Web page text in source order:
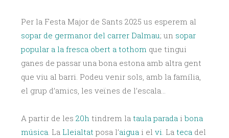
Per la Festa Major de Sants 2025 us esperem al
sopar de germanor del carrer Dalmau; un sopar
popular a la fresca obert a tothom que tingui
ganes de passar una bona estona amb altra gent
que viu al barri. Podeu venir sols, amb la família,
el grup d’amics, les veïnes de l’escala…
A partir de les 20h tindrem la taula parada i bona
música. La Lleialtat posa l’aigua i el vi. La teca del